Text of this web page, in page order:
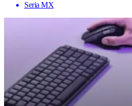
Seria MX